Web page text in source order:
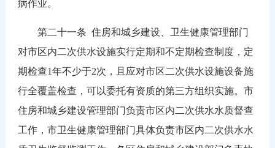
病作业。
第二十一条 住房和城乡建设、卫生健康管理部门
对市区内二次供水设施实行定期和不定期检查制度，定
期检查1年不少于2次，且应对市区二次供水设施设备施
行全覆盖检查，可以委托有资质的第三方组织实施。市
住房和城乡建设管理部门负责市区内二次供水水质督查
工作，市卫生健康管理部门具体负责市区内二次供水水